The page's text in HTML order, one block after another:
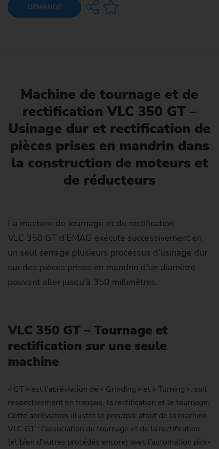
DEMANDE
Machine de tournage et de
rectification VLC 350 GT –
Usinage dur et rectification de
pièces prises en mandrin dans
la construction de moteurs et
de réducteurs
La machine de tournage et de rectification
VLC 350 GT d’EMAG exécute successivement en
un seul serrage plusieurs processus d’usinage dur
sur des pièces prises en mandrin d'un diamètre
pouvant aller jusqu'à 350 millimètres.
VLC 350 GT – Tournage et
rectification sur une seule
machine
« GT » est l’abréviation de « Grinding » et « Turning », soit
respectivement en français, la rectification et le tournage.
Cette abréviation illustre le principal atout de la machine
VLC GT : l'association du tournage et de la rectification
(et bien d'autres procédés encore) avec l’automation pick-